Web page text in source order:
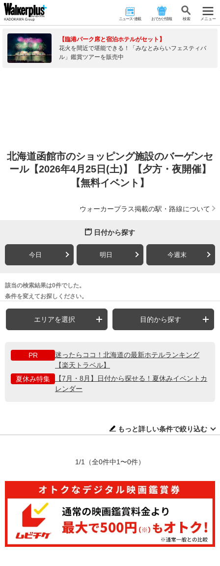
ニュース･連載 おでかけ情報 検 索 メニュー
【臨港パーク席と宿泊ホテルがセット】
花火を間近で堪能できる！「みなとみらいフェスティバ
ル」鑑賞ツアーを販売中
北海道函館市のショッピング施設のバーゲンセ
ール【2026年4月25日(土)】【夕方・夜開催】
【無料イベント】
ウォーカープラス掲載の駅・路線について
日付から探す
今日 明日 今週末
該当の検索結果は0件でした。
条件を変えてお探しください。
エリアを選択 目的から探す
PR
迷ったらココ！北海道の最新ホテルランキング
【楽天トラベル】
夏休み特集
【7月・8月】日付から探せる！夏休みイベントカ
レンダー
もっと詳しい条件で絞り込む
1/1 （全0件中1〜0件）